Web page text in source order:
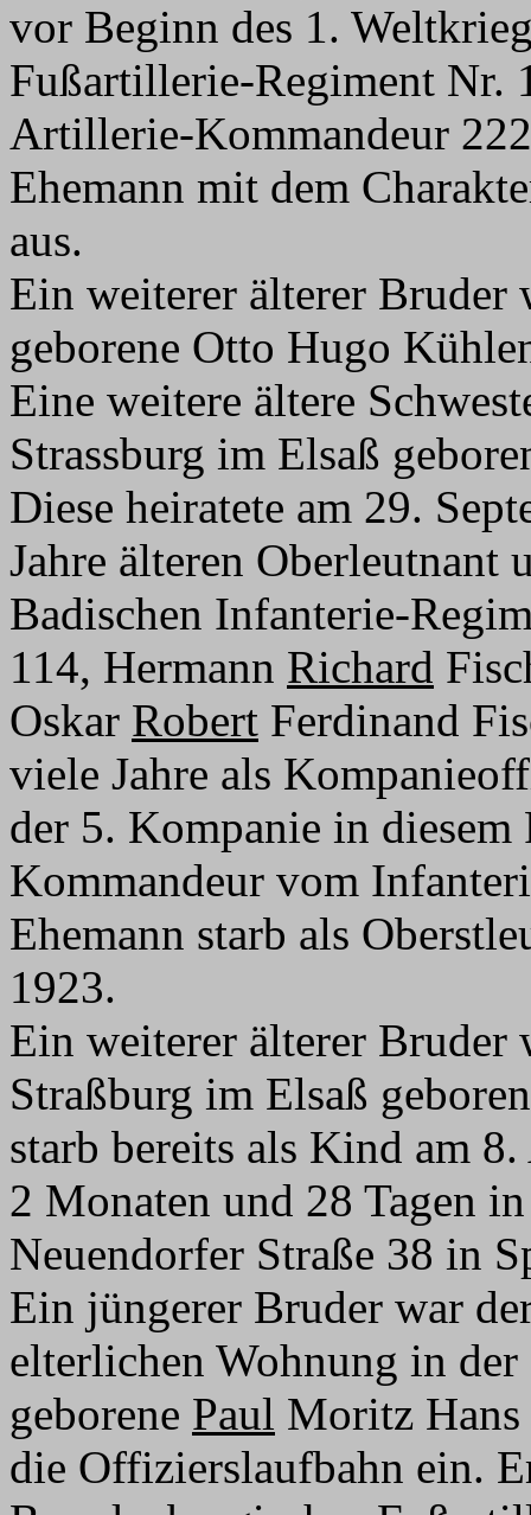
vor Beginn des 1.
Fußartillerie-Regiment Nr.
Artillerie-Kommandeur
Ehemann mit dem
aus.
Ein weiterer älterer
geborene Otto Hugo
Eine weitere ältere
Strassburg im Elsaß
Diese heiratete am 29.
Jahre älteren
Badischen Infanterie-
114, Hermann Richard
Oskar Robert Ferdinand
viele Jahre als
der 5. Kompanie in
Kommandeur vom
Ehemann starb als
1923.
Ein weiterer älterer Bruder
Straßburg im Elsaß
starb bereits als Kind am
2 Monaten und 28 Tagen
Neuendorfer Straße 38 in
Ein jüngerer Bruder war
elterlichen Wohnung in
geborene Paul Moritz
die Offizierslaufbahn ein.